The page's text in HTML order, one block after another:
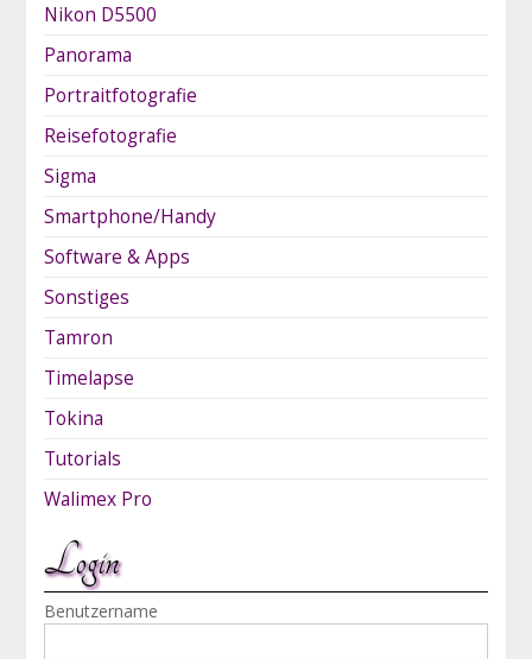
Nikon D5500
Panorama
Portraitfotografie
Reisefotografie
Sigma
Smartphone/Handy
Software & Apps
Sonstiges
Tamron
Timelapse
Tokina
Tutorials
Walimex Pro
Login
Benutzername